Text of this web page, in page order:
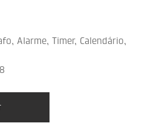
Alarme, Timer, Calendário,